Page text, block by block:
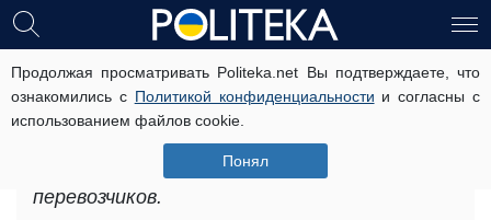
Продолжая просматривать Politeka.net Вы подтверждаете, что
ознакомились с Политикой конфиденциальности и согласны с
использованием файлов cookie.
Понял
Подорожание проезда в Сумской
области: как были изменены цены
Подорожание проезда в Сумской области
уже повлияло на финансовые показатели
перевозчиков.